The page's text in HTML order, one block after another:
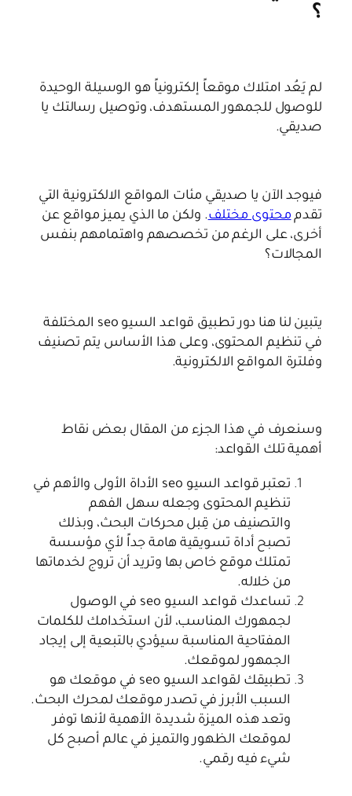
؟
لم يَعُد امتلاك موقعاً إلكترونياً هو الوسيلة الوحيدة
للوصول للجمهور المستهدف، وتوصيل رسالتك يا
صديقي.
فيوجد الآن يا صديقي مئات المواقع الالكترونية التي
تقدممحتوى مختلف. ولكن ما الذي يميز مواقع عن
أخرى، على الرغم من تخصصهم واهتمامهم بنفس
المجالات؟
يتبين لنا هنا دور تطبيق قواعد السيو seo المختلفة
في تنظيم المحتوى، وعلى هذا الأساس يتم تصنيف
وفلترة المواقع الالكترونية.
وسنعرف في هذا الجزء من المقال بعض نقاط
أهمية تلك القواعد:
تعتبر قواعد السيو seo الأداة الأولى والأهم في
تنظيم المحتوى وجعله سهل الفهم
والتصنيف من قِبل محركات البحث، وبذلك
تصبح أداة تسويقية هامة جداً لأي مؤسسة
تمتلك موقع خاص بها وتريد أن تروج لخدماتها
من خلاله.
تساعدك قواعد السيو seo في الوصول
لجمهورك المناسب، لأن استخدامك للكلمات
المفتاحية المناسبة سيؤدي بالتبعية إلى إيجاد
الجمهور لموقعك.
تطبيقك لقواعد السيو seo في موقعك هو
السبب الأبرز في تصدر موقعك لمحرك البحث.
وتعد هذه الميزة شديدة الأهمية لأنها توفر
لموقعك الظهور والتميز في عالم أصبح كل
شيء فيه رقمي.